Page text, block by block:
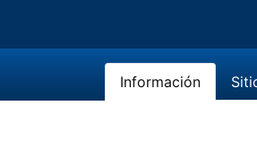
Información